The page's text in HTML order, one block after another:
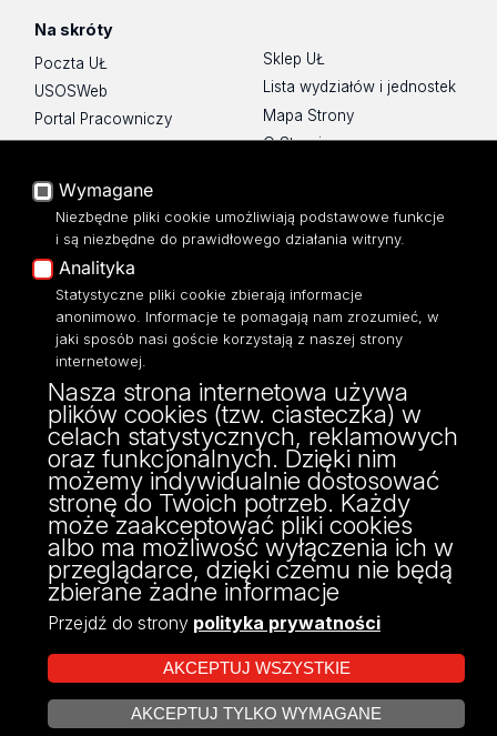
Na skróty
Poczta UŁ
USOSWeb
Portal Pracowniczy
Baza Aktów Własnych
Moodle
Eksperci UŁ
Polityka Prywatności
Dostępność
Sklep UŁ
Lista wydziałów i jednostek
Mapa Strony
O Stronie
ul. Narutowicza 68, 90-136 Łódź
NIP: 724 000 32 43
Adres do doręczeń elektronicznych (ADE):
AE:PL-74796-17640-IHHIV-17
KONTAKT
Projekt Multiportalu UŁ współfinansowany z funduszy Unii Europejskiej w
Wymagane
Niezbędne pliki cookie umożliwiają podstawowe funkcje
i są niezbędne do prawidłowego działania witryny.
Analityka
Statystyczne pliki cookie zbierają informacje
anonimowo. Informacje te pomagają nam zrozumieć, w
jaki sposób nasi goście korzystają z naszej strony
internetowej.
Nasza strona internetowa używa
plików cookies (tzw. ciasteczka) w
celach statystycznych, reklamowych
oraz funkcjonalnych. Dzięki nim
możemy indywidualnie dostosować
stronę do Twoich potrzeb. Każdy
może zaakceptować pliki cookies
albo ma możliwość wyłączenia ich w
przeglądarce, dzięki czemu nie będą
zbierane żadne informacje
Przejdź do strony polityka prywatności
AKCEPTUJ WSZYSTKIE
AKCEPTUJ TYLKO WYMAGANE